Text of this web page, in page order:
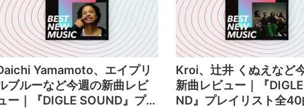
Yamamoto、エイプリ
ブルーなど今週の新曲レビ
ー｜『DIGLE SOUND』プレ
Kroi、辻井 くぬえなど
新曲レビュー｜『
ND』プレイリスト全